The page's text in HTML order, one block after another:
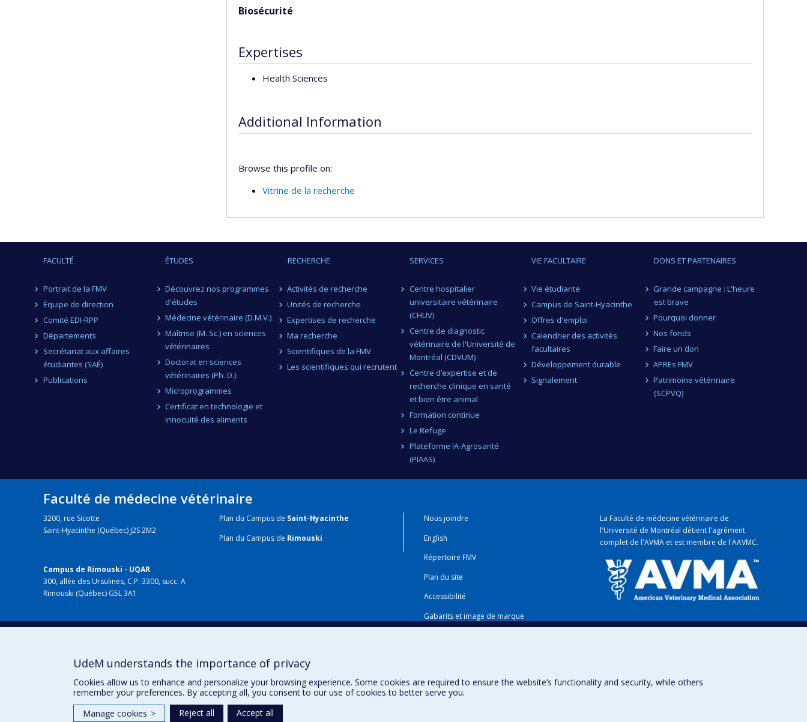
Biosécurité
Expertises
Health Sciences
Additional Information
Browse this profile on:
Vitrine de la recherche
FACULTÉ
Portrait de la FMV
Équipe de direction
Comité EDI-RPP
Départements
Secrétariat aux affaires
étudiantes (SAÉ)
Publications
ÉTUDES
Découvrez nos programmes
d'études
Médecine vétérinaire (D.M.V.)
Maîtrise (M. Sc.) en sciences
vétérinaires
Doctorat en sciences
vétérinaires (Ph. D.)
Microprogrammes
Certificat en technologie et
innocuité des aliments
RECHERCHE
Activités de recherche
Unités de recherche
Expertises de recherche
Ma recherche
Scientifiques de la FMV
Les scientifiques qui recrutent
SERVICES
Centre hospitalier
universitaire vétérinaire
(CHUV)
Centre de diagnostic
vétérinaire de l'Université de
Montréal (CDVUM)
Centre d’expertise et de
recherche clinique en santé
et bien être animal
Formation continue
Le Refuge
Plateforme IA-Agrosanté
(PIAAS)
VIE FACULTAIRE
Vie étudiante
Campus de Saint-Hyacinthe
Offres d'emploi
Calendrier des activités
facultaires
Développement durable
Signalement
DONS ET PARTENAIRES
Grande campagne : L'heure
est brave
Pourquoi donner
Nos fonds
Faire un don
APREs FMV
Patrimoine vétérinaire
(SCPVQ)
Faculté de médecine vétérinaire
3200, rue Sicotte
Saint-Hyacinthe (Québec) J2S 2M2
Campus de Rimouski - UQAR
300, allée des Ursulines, C.P. 3300, succ. A
Rimouski (Québec) G5L 3A1
Plan du Campus de Saint-Hyacinthe
Plan du Campus de Rimouski
Nous joindre
English
Répertoire FMV
Plan du site
Accessibilité
Gabarits et image de marque
La Faculté de médecine vétérinaire de
l'Université de Montréal détientl'agrément
complet de l'AVMA et est membre de l'AAVMC.
UdeM understands the importance of privacy
Cookies allow us to enhance and personalize your browsing experience. Some cookies are required to ensure the website’s functionality and security, while others
remember your preferences. By accepting all, you consent to our use of cookies to better serve you.
Manage cookies > Reject all Accept all